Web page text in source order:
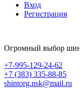
Вход
Регистрация
Огромный выбор
+7-995-129-24-62
+7 (383) 335-88-85
shintorg.nsk@mail.ru